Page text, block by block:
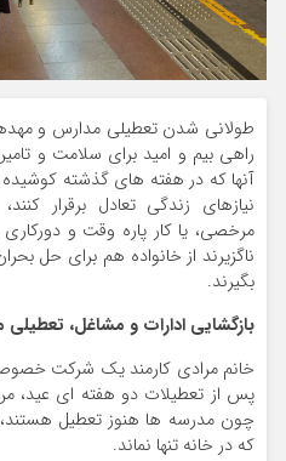
طولانی شدن تعطیلی مدارس و
راهی بیم و امید برای سلامت و
آنها که در هفته های گذشته کوشیده
نیازهای زندگی تعادل برقرار
مرخصی، یا کار پاره وقت و دورکاری
ناگزیرند از خانواده هم برای حل
بگیرند.
بازگشایی ادارات و مشاغل،
پس از تعطیلات دو هفته ای عید،
چون مدرسه ها هنوز تعطیل هستند،
که در خانه تنها نماند.